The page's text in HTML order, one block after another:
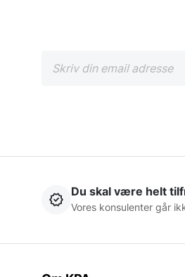
Du skal være helt
Vores konsulenter går